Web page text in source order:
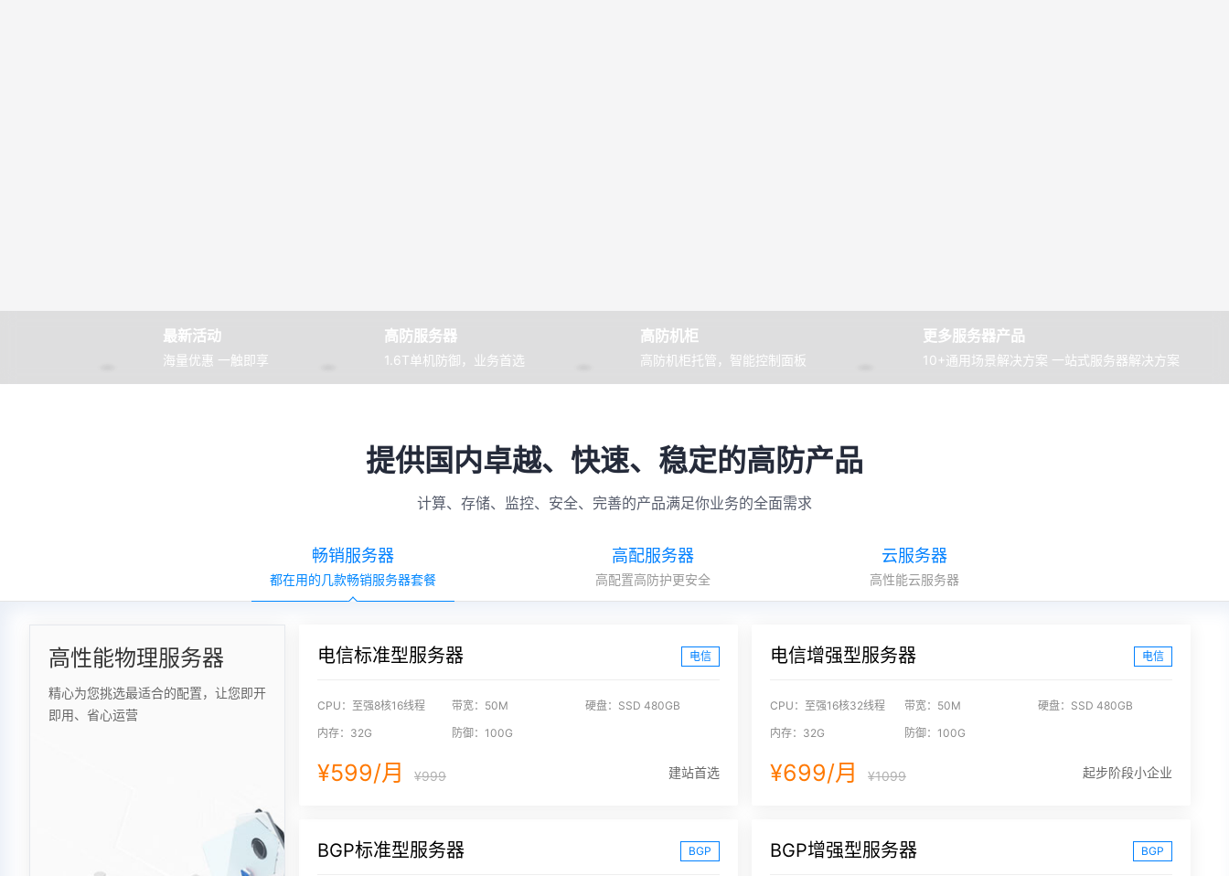
最新活动
海量优惠 一触即享
高防服务器
1.6T单机防御，业务首选
高防机柜
高防机柜托管，智能控制面板
更多服务器产品
10+通用场景解决方案 一站式服务器解决方案
提供国内卓越、快速、稳定的高防产品
计算、存储、监控、安全、完善的产品满足你业务的全面需求
畅销服务器
都在用的几款畅销服务器套餐
高配服务器
高配置高防护更安全
云服务器
高性能云服务器
电信标准型服务器 电信
CPU：至强8核16线程 带宽：50M
硬盘：SSD 480GB
内存：32G
防御：100G
¥599/月 ¥999 建站首选
电信增强型服务器 电信
CPU：至强16核32线程 带宽：50M
硬盘：SSD 480GB
内存：32G
防御：100G
¥699/月 ¥1099 起步阶段小企业
BGP标准型服务器 BGP BGP增强型服务器 BGP
高性能物理服务器
精心为您挑选最适合的配置，让您即开
即用、省心运营